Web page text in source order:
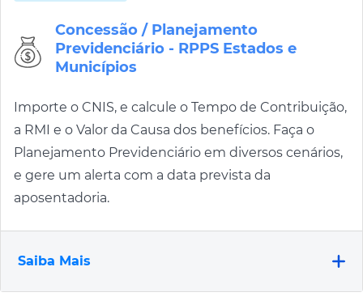
Concessão / Planejamento
Previdenciário - RPPS Estados e
Municípios
Importe o CNIS, e calcule o Tempo de Contribuição,
a RMI e o Valor da Causa dos benefícios. Faça o
Planejamento Previdenciário em diversos cenários,
e gere um alerta com a data prevista da
aposentadoria.
Saiba Mais